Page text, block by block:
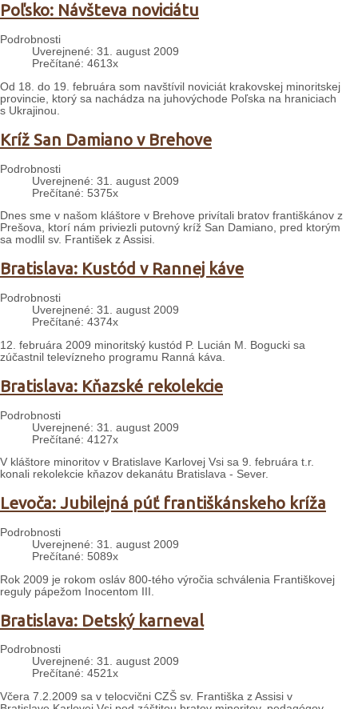
Poľsko: Návšteva noviciátu
Podrobnosti
Uverejnené: 31. august 2009
Prečítané: 4613x
Od 18. do 19. februára som navštívil noviciát krakovskej minoritskej
provincie, ktorý sa nachádza na juhovýchode Poľska na hraniciach
s Ukrajinou.
Kríž San Damiano v Brehove
Podrobnosti
Uverejnené: 31. august 2009
Prečítané: 5375x
Dnes sme v našom kláštore v Brehove privítali bratov františkánov z
Prešova, ktorí nám priviezli putovný kríž San Damiano, pred ktorým
sa modlil sv. František z Assisi.
Bratislava: Kustód v Rannej káve
Podrobnosti
Uverejnené: 31. august 2009
Prečítané: 4374x
12. februára 2009 minoritský kustód P. Lucián M. Bogucki sa
zúčastnil televízneho programu Ranná káva.
Bratislava: Kňazské rekolekcie
Podrobnosti
Uverejnené: 31. august 2009
Prečítané: 4127x
V kláštore minoritov v Bratislave Karlovej Vsi sa 9. februára t.r.
konali rekolekcie kňazov dekanátu Bratislava - Sever.
Levoča: Jubilejná púť františkánskeho kríža
Podrobnosti
Uverejnené: 31. august 2009
Prečítané: 5089x
Rok 2009 je rokom osláv 800-tého výročia schválenia Františkovej
reguly pápežom Inocentom III.
Bratislava: Detský karneval
Podrobnosti
Uverejnené: 31. august 2009
Prečítané: 4521x
Včera 7.2.2009 sa v telocvični CZŠ sv. Františka z Assisi v